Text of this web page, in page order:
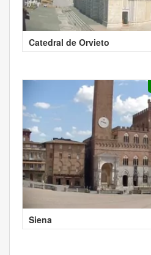
Catedral de Orvieto
Siena